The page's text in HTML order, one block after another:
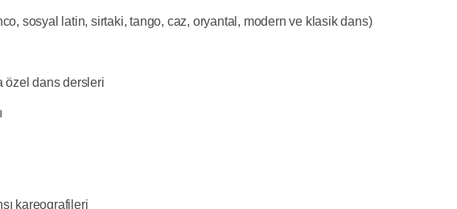
sosyal latin, sirtaki, tango, caz, oryantal, modern ve klasik dans)
özel dans dersleri
kareografileri